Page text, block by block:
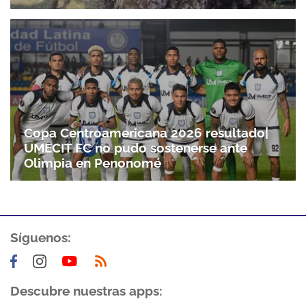
Copa Centroamericana 2026 resultado|
UMECIT FC no pudo sostenerse ante
Olimpia en Penonomé
Síguenos:
Descubre nuestras apps: